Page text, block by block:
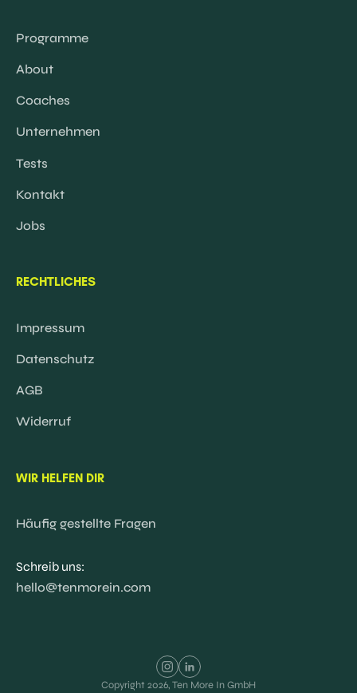
Programme
About
Coaches
Unternehmen
Tests
Kontakt
Jobs
RECHTLICHES
Impressum
Datenschutz
AGB
Widerruf
WIR HELFEN DIR
Häufig gestellte Fragen
Schreib uns:
hello@tenmorein.com
Copyright 2026, Ten More In GmbH